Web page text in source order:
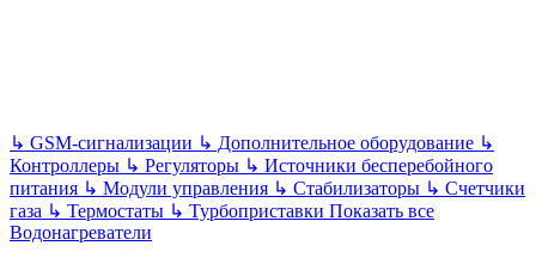
↳ GSM-сигнализации ↳ Дополнительное оборудование ↳
Контроллеры ↳ Регуляторы ↳ Источники бесперебойного
питания ↳ Модули управления ↳ Стабилизаторы ↳ Счетчики
газа ↳ Термостаты ↳ Турбоприставки Показать все
Водонагреватели